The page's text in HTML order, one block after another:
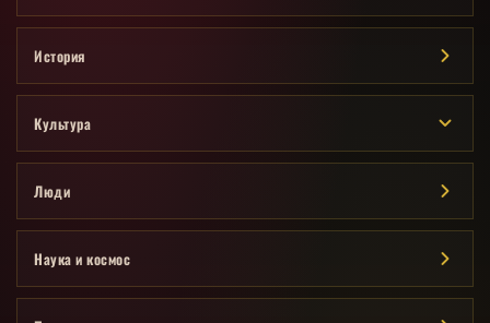
История
Культура
Люди
Наука и космос